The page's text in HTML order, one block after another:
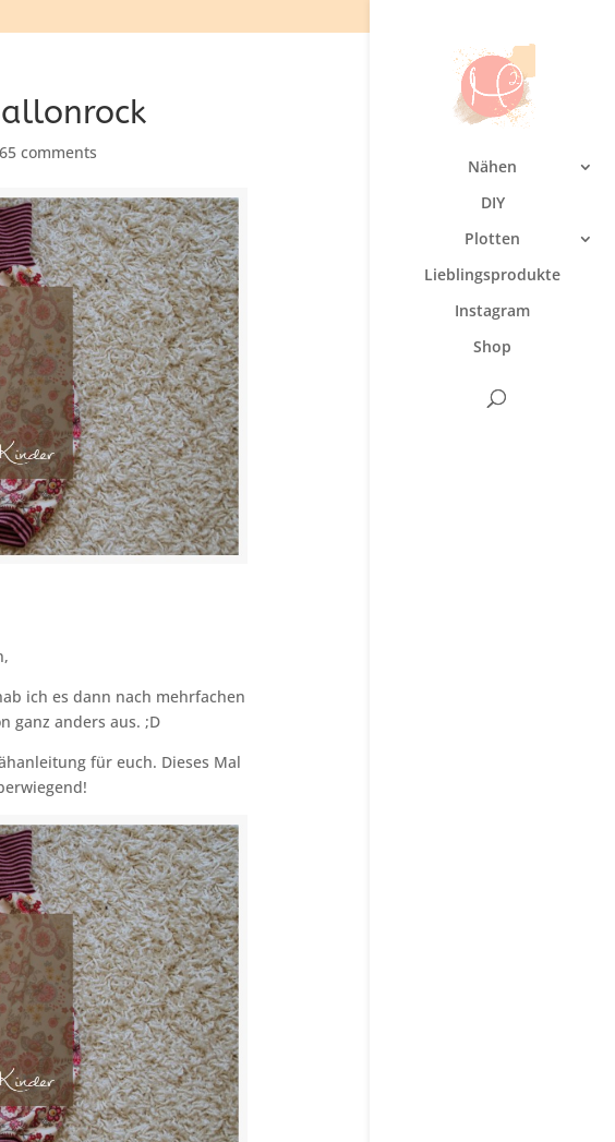
Nähen
DIY
Plotten
Lieblingsprodukte
Instagram
Shop
65 comments
ich es dann nach mehrfachen
ganz anders aus. ;D
für euch. Dieses Mal